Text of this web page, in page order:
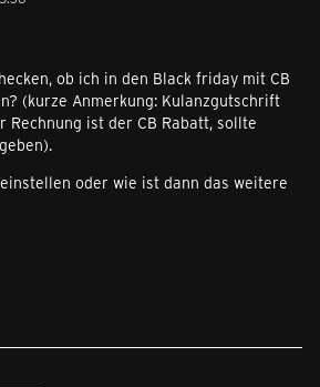
ob ich in den Black friday mit CB
(kurze Anmerkung: Kulanzgutschrift
Rechnung ist der CB Rabatt, sollte
oder wie ist dann das weitere